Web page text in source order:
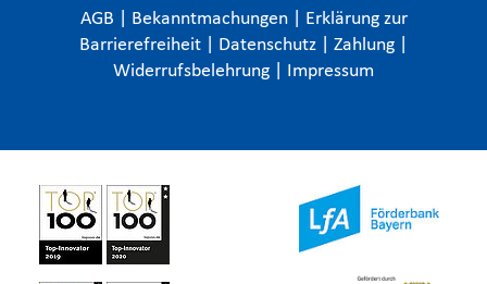
AGB
Bekanntmachungen
Erklärung zur
Barrierefreiheit
Datenschutz Zahlung
Widerrufsbelehrung
Impressum